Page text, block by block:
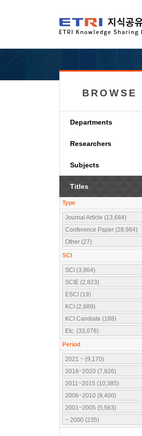
BROWSE
Departments
Researchers
Subjects
Titles
Type
Journal Article (13,684)
Conference Paper (28,984)
Other (27)
SCI
SCI (3,864)
SCIE (2,823)
ESCI (19)
KCI (2,689)
KCI Candiate (188)
Etc. (33,076)
Period
2021 ~ (9,170)
2016~2020 (7,926)
2011~2015 (10,385)
2006~2010 (9,400)
2001~2005 (5,563)
~ 2000 (235)